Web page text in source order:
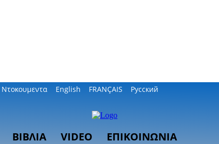
Ντοκουμεντα English FRANÇAIS Русский
ΒΙΒΛΙΑ VIDEO ΕΠΙΚΟΙΝΩΝΙΑ